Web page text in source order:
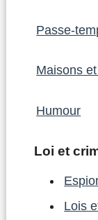
Passe-
Maisons
Humour
Loi et
Lois